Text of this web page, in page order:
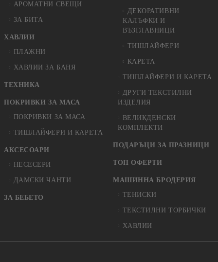
АРОМАТНИ СВЕЩИ
ЗА БИТА
ХАВЛИИ
ПЛАЖНИ
ХАВЛИИ ЗА БАНЯ
ТЕХНИКА
ПОКРИВКИ ЗА МАСА
ПОКРИВКИ ЗА МАСА
ТИШЛАЙФЕРИ И КАРЕТА
АКСЕСОАРИ
НЕСЕСЕРИ
ДАМСКИ ЧАНТИ
ЗА БЕБЕТО
ДЕКОРАТИВНИ
КАЛЪФКИ И
ВЪЗГЛАВНИЦИ
ТИШЛАЙФЕРИ
КАРЕТА
ТИШЛАЙФЕРИ И КАРЕТА
ДРУГИ ТЕКСТИЛНИ
ИЗДЕЛИЯ
ВЕЛИКДЕНСКИ
КОМПЛЕКТИ
ПОДАРЪЦИ ЗА ПРАЗНИЦИ
ТОП ОФЕРТИ
МАШИННА БРОДЕРИЯ
ТЕНИСКИ
ТЕКСТИЛНИ ТОРБИЧКИ
ХАВЛИИ